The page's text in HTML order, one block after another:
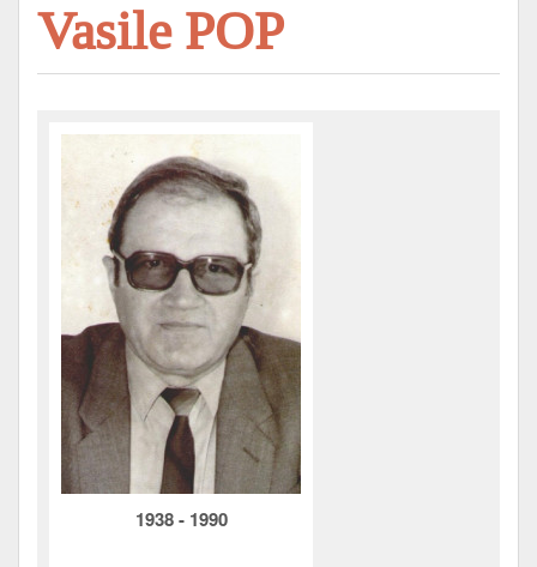
Vasile POP
1938- 1990